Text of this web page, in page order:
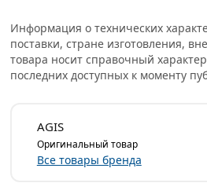
Идеально подходит для
любыми материалами,
ПВХ и МДФ, обоями,
Очень популярно при финишной
пластиковых окон.
Уголки пластиковые для стен
Информация о технических
поставки, стране изготовления,
товара носит справочный
последних доступных к моменту
AGIS
Оригинальный товар
Все товары бренда